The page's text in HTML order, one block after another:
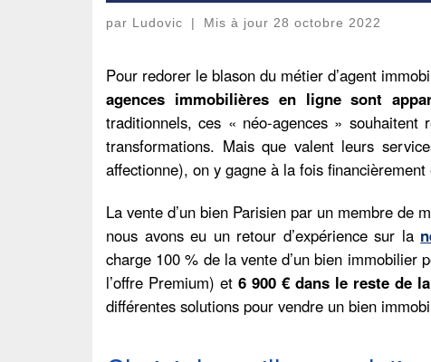
par Ludovic | Mis à jour 28 octobre 2022
Pour redorer le blason du métier d’agent
agences immobilières en ligne sont
traditionnels, ces « néo-agences » souhaitent
transformations. Mais que valent leurs
affectionne), on y gagne à la fois
La vente d’un bien Parisien par un membre de
nous avons eu un retour d’expérience sur la
charge 100 % de la vente d’un bien immobilier
l’offre Premium) et6 900 € dans le reste de
différentes solutions pour vendre un bien